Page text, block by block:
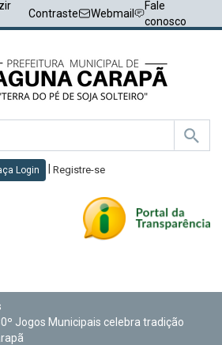
Contraste Webmail
Fale
conosco
Login Registre-se
Jogos Municipais celebra tradição